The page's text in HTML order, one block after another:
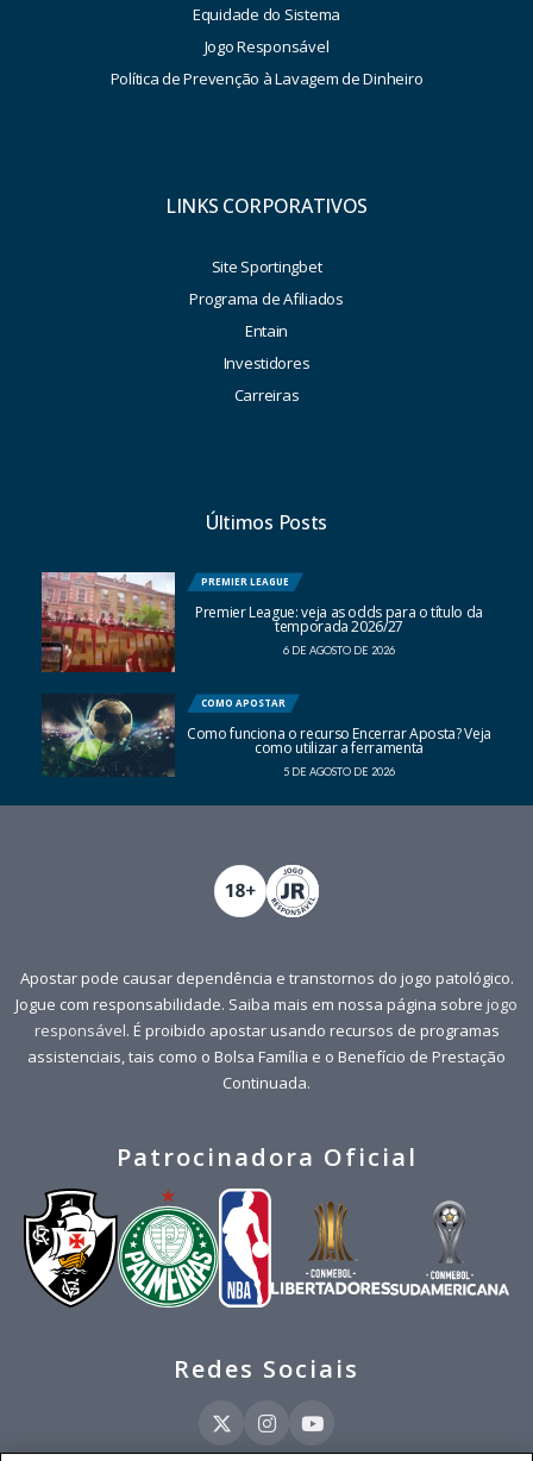
Equidade do Sistema
Jogo Responsável
Política de Prevenção à Lavagem de Dinheiro
LINKS CORPORATIVOS
Site Sportingbet
Programa de Afiliados
Entain
Investidores
Carreiras
Últimos Posts
PREMIER LEAGUE
Premier League: veja as odds para o título da
temporada 2026/27
6 DE AGOSTO DE 2026
COMO APOSTAR
Como funciona o recurso Encerrar Aposta? Veja
como utilizar a ferramenta
5 DE AGOSTO DE 2026
Apostar pode causar dependência e transtornos do jogo patológico.
Jogue com responsabilidade. Saiba mais em nossa página sobre jogo
responsável. É proibido apostar usando recursos de programas
assistenciais, tais como o Bolsa Família e o Benefício de Prestação
Continuada.
Patrocinadora Oficial
Redes Sociais